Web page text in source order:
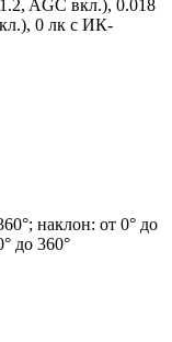
AGC вкл.), 0.018
0 лк с ИК-
наклон: от 0° до
до 360°